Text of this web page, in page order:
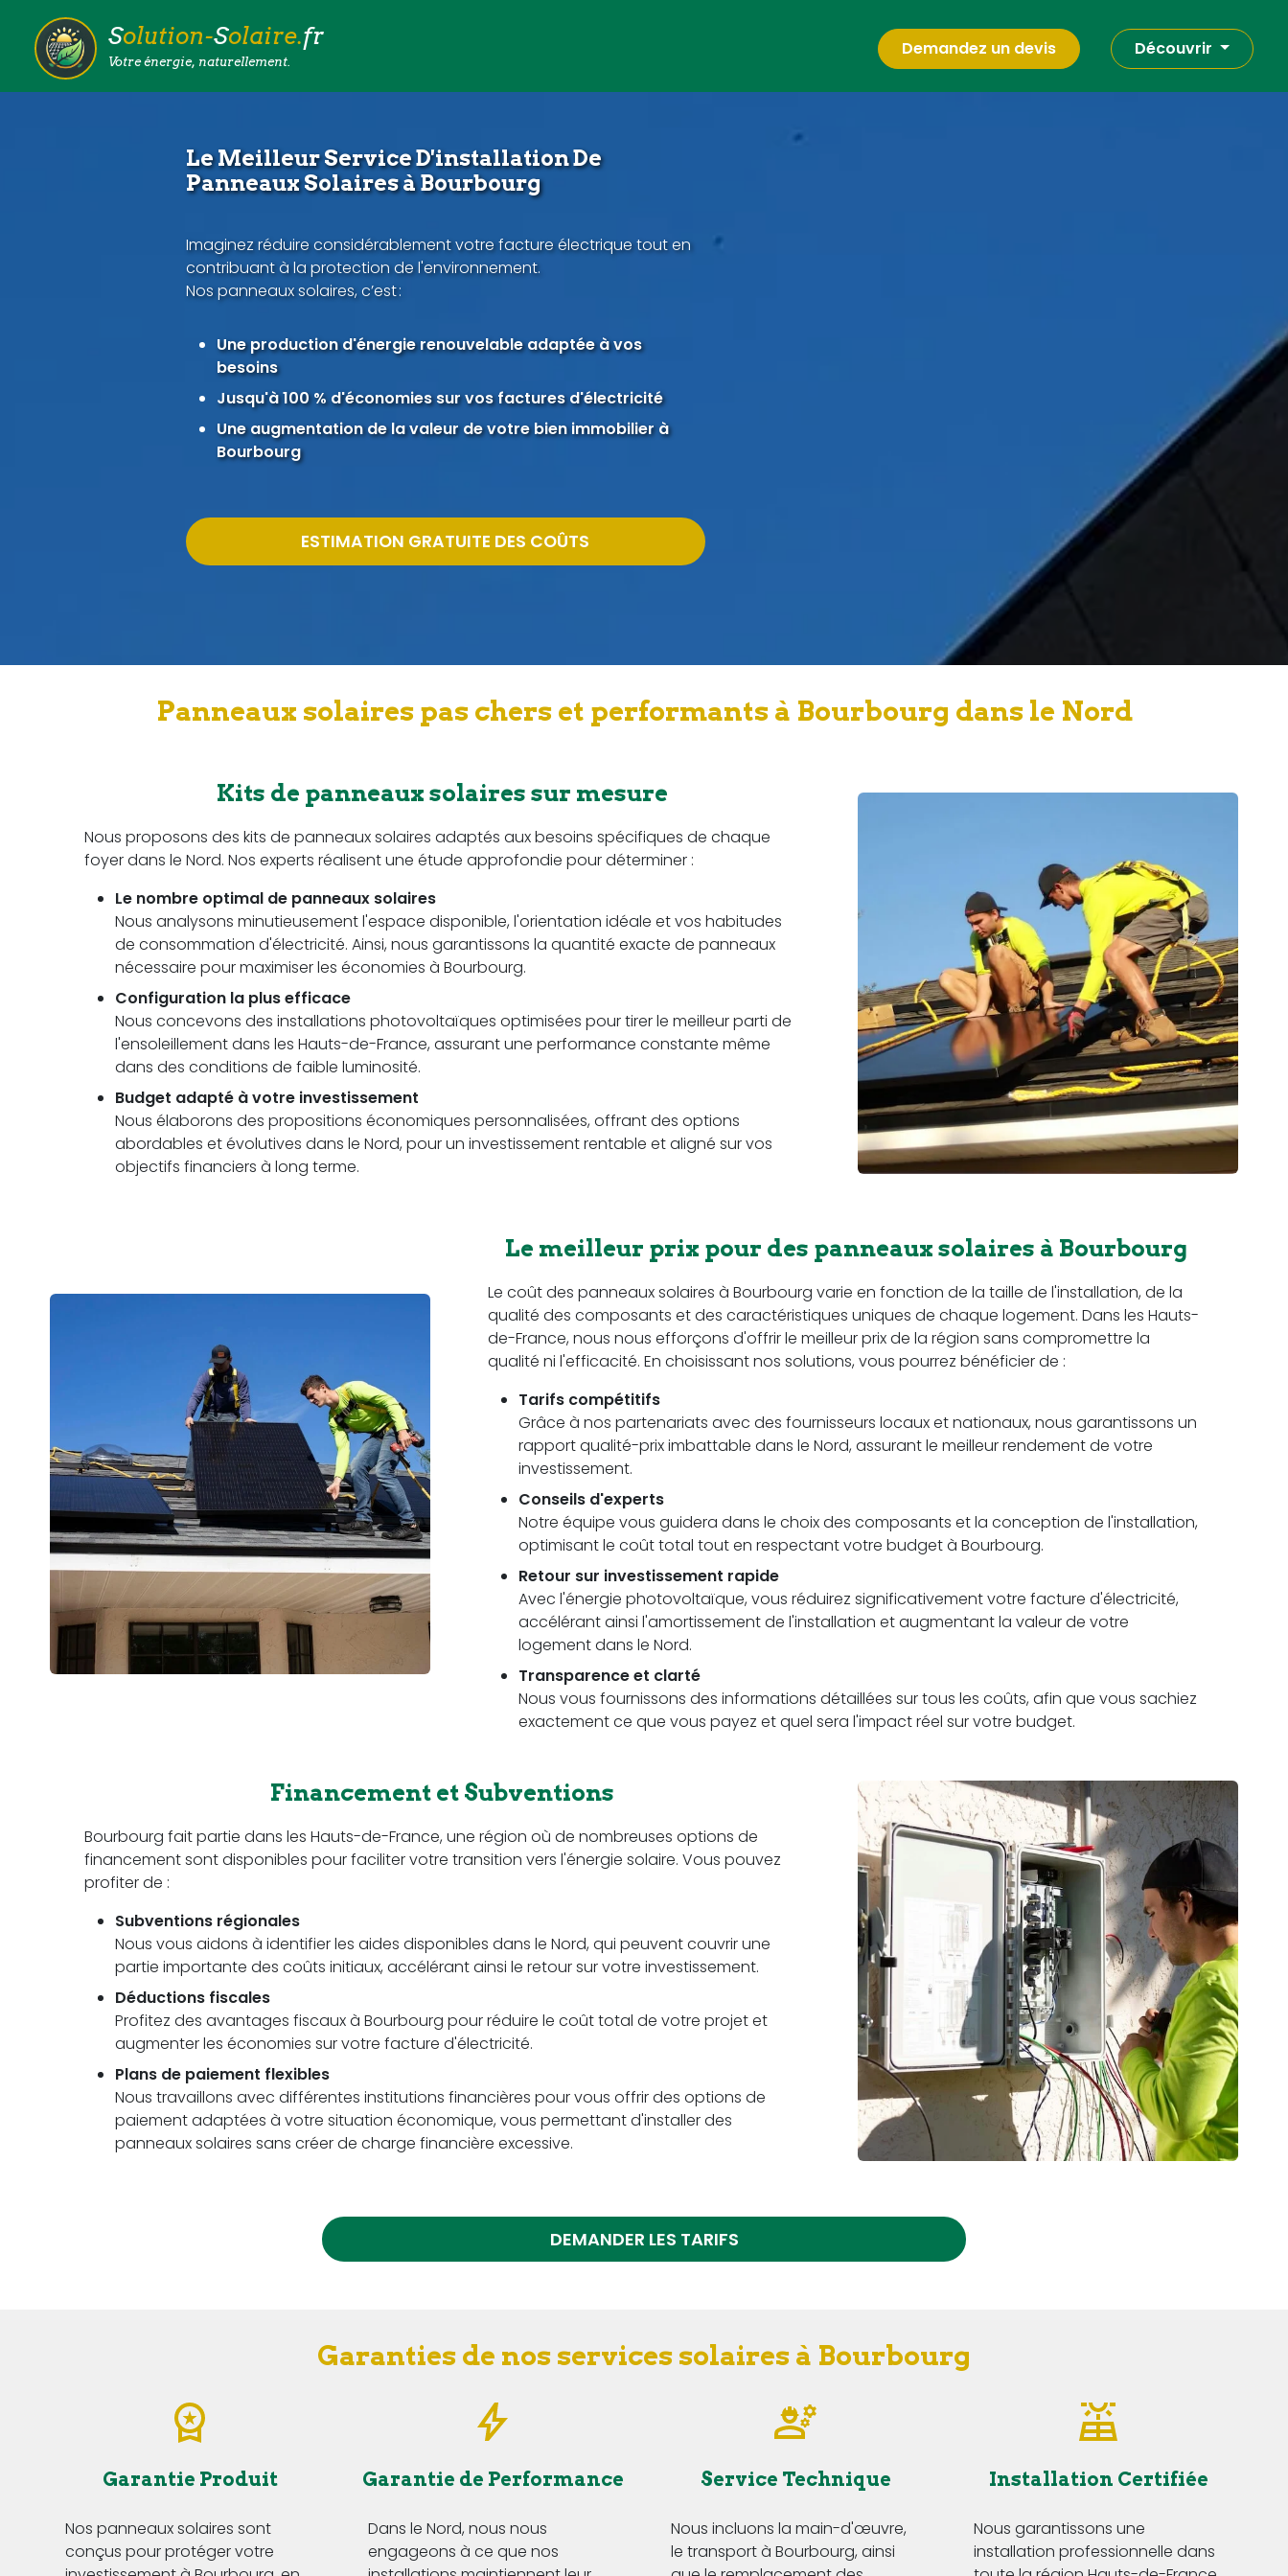
Solution-Solaire.fr
Votre énergie, naturellement.
Demandez un devis Découvrir
Le Meilleur Service D'installation De
Panneaux Solaires à Bourbourg
Imaginez réduire considérablement votre facture électrique tout en
contribuant à la protection de l'environnement.
Nos panneaux solaires, c’est :
Une production d'énergie renouvelable adaptée à vos
besoins
Jusqu'à 100 % d'économies sur vos factures d'électricité
Une augmentation de la valeur de votre bien immobilier à
Bourbourg
ESTIMATION GRATUITE DES COÛTS
Panneaux solaires pas chers et performants à Bourbourg dans le Nord
Kits de panneaux solaires sur mesure
Nous proposons des kits de panneaux solaires adaptés aux besoins spécifiques de chaque
foyer dans le Nord. Nos experts réalisent une étude approfondie pour déterminer :
Le nombre optimal de panneaux solaires
Nous analysons minutieusement l'espace disponible, l'orientation idéale et vos habitudes
de consommation d'électricité. Ainsi, nous garantissons la quantité exacte de panneaux
nécessaire pour maximiser les économies à Bourbourg.
Configuration la plus efficace
Nous concevons des installations photovoltaïques optimisées pour tirer le meilleur parti de
l'ensoleillement dans les Hauts-de-France, assurant une performance constante même
dans des conditions de faible luminosité.
Budget adapté à votre investissement
Nous élaborons des propositions économiques personnalisées, offrant des options
abordables et évolutives dans le Nord, pour un investissement rentable et aligné sur vos
objectifs financiers à long terme.
Le meilleur prix pour des panneaux solaires à Bourbourg
Le coût des panneaux solaires à Bourbourg varie en fonction de la taille de l'installation, de la
qualité des composants et des caractéristiques uniques de chaque logement. Dans les Hauts-
de-France, nous nous efforçons d'offrir le meilleur prix de la région sans compromettre la
qualité ni l'efficacité. En choisissant nos solutions, vous pourrez bénéficier de :
Tarifs compétitifs
Grâce à nos partenariats avec des fournisseurs locaux et nationaux, nous garantissons un
rapport qualité-prix imbattable dans le Nord, assurant le meilleur rendement de votre
investissement.
Conseils d'experts
Notre équipe vous guidera dans le choix des composants et la conception de l'installation,
optimisant le coût total tout en respectant votre budget à Bourbourg.
Retour sur investissement rapide
Avec l'énergie photovoltaïque, vous réduirez significativement votre facture d'électricité,
accélérant ainsi l'amortissement de l'installation et augmentant la valeur de votre
logement dans le Nord.
Transparence et clarté
Nous vous fournissons des informations détaillées sur tous les coûts, afin que vous sachiez
exactement ce que vous payez et quel sera l'impact réel sur votre budget.
Financement et Subventions
Bourbourg fait partie dans les Hauts-de-France, une région où de nombreuses options de
financement sont disponibles pour faciliter votre transition vers l'énergie solaire. Vous pouvez
profiter de :
Subventions régionales
Nous vous aidons à identifier les aides disponibles dans le Nord, qui peuvent couvrir une
partie importante des coûts initiaux, accélérant ainsi le retour sur votre investissement.
Déductions fiscales
Profitez des avantages fiscaux à Bourbourg pour réduire le coût total de votre projet et
augmenter les économies sur votre facture d'électricité.
Plans de paiement flexibles
Nous travaillons avec différentes institutions financières pour vous offrir des options de
paiement adaptées à votre situation économique, vous permettant d'installer des
panneaux solaires sans créer de charge financière excessive.
DEMANDER LES TARIFS
Garanties de nos services solaires à Bourbourg
Garantie Produit
Nos panneaux solaires sont
conçus pour protéger votre
Garantie de Performance
Dans le Nord, nous nous
engageons à ce que nos
Service Technique
Nous incluons la main-d'œuvre,
le transport à Bourbourg, ainsi
Installation Certifiée
Nous garantissons une
installation professionnelle dans